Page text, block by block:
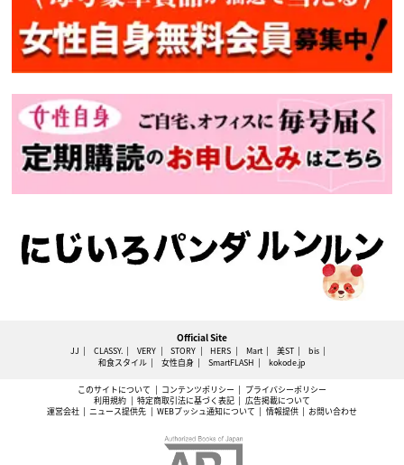
Official Site
JJ CLASSY. VERY STORY HERS Mart 美ST
bis
和食スタイル
女性自身 SmartFLASH kokode.jp
このサイトについて コンテンツポリシー
プライバシーポリシー
利用規約
特定商取引法に基づく表記
広告掲載について
運営会社
ニュース提供先 WEBプッシュ通知について 情報提供 お問い合わせ